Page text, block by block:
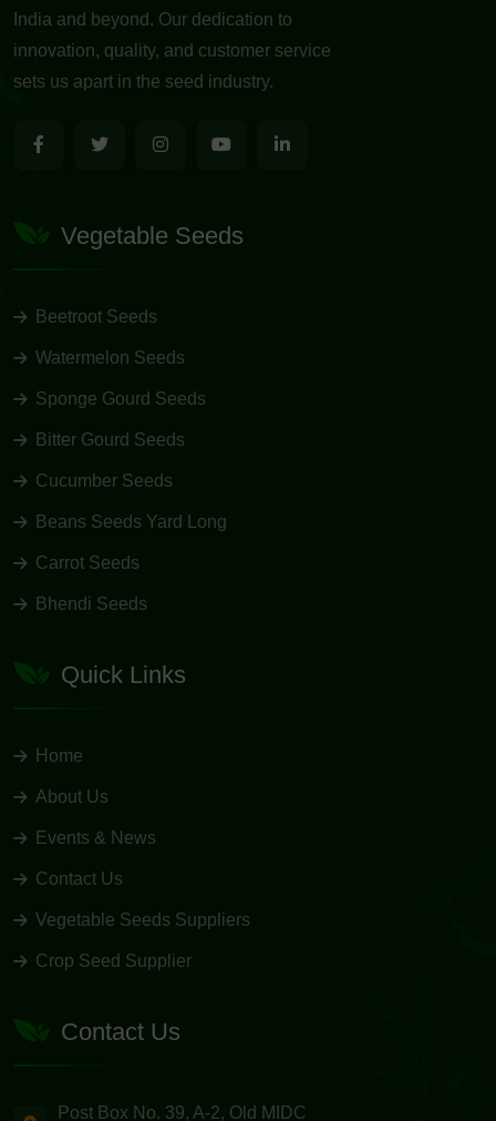
India and beyond. Our dedication to
innovation, quality, and customer service
sets us apart in the seed industry.
Vegetable Seeds
Beetroot Seeds
Watermelon Seeds
Sponge Gourd Seeds
Bitter Gourd Seeds
Cucumber Seeds
Beans Seeds Yard Long
Carrot Seeds
Bhendi Seeds
Quick Links
Home
About Us
Events & News
Contact Us
Vegetable Seeds Suppliers
Crop Seed Supplier
Contact Us
Post Box No. 39, A-2, Old MIDC